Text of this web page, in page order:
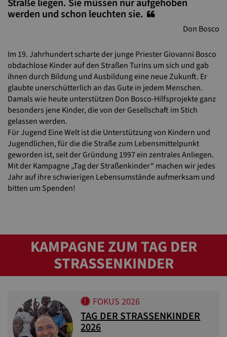
Straße liegen. Sie müssen nur aufgehoben
werden und schon leuchten sie.
Don Bosco
Im 19. Jahrhundert scharte der junge Priester Giovanni Bosco
obdachlose Kinder auf den Straßen Turins um sich und gab
ihnen durch Bildung und Ausbildung eine neue Zukunft. Er
glaubte unerschütterlich an das Gute in jedem Menschen.
Damals wie heute unterstützen Don Bosco-Hilfsprojekte ganz
besonders jene Kinder, die von der Gesellschaft im Stich
gelassen werden.
Für Jugend Eine Welt ist die Unterstützung von Kindern und
Jugendlichen, für die die Straße zum Lebensmittelpunkt
geworden ist, seit der Gründung 1997 ein zentrales Anliegen.
Mit der Kampagne „Tag der Straßenkinder“ machen wir jedes
Jahr auf ihre schwierigen Lebensumstände aufmerksam und
bitten um Spenden!
KAMPAGNE ZUM TAG DER
STRASSENKINDER
FOKUS 2026
TAG DER STRASSENKINDER 2
026